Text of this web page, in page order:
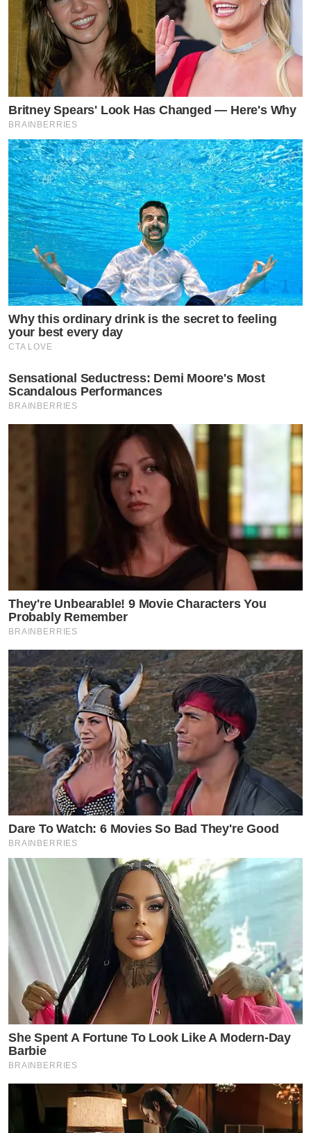
https://24plusthailand.com/
by TVPOOL ONLINE
Britney Spears' Look Has Changed — Here's Why
BRAINBERRIES
Why this ordinary drink is the secret to feeling
your best every day
CTA LOVE
Sensational Seductress: Demi Moore's Most
Scandalous Performances
BRAINBERRIES
They're Unbearable! 9 Movie Characters You
Probably Remember
BRAINBERRIES
Dare To Watch: 6 Movies So Bad They're Good
BRAINBERRIES
She Spent A Fortune To Look Like A Modern-Day
Barbie
BRAINBERRIES